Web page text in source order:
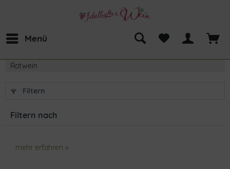
Menü
Rotwein
Filtern
Filtern nach
mehr erfahren »